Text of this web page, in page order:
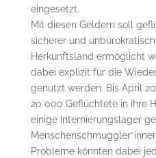
eingesetzt.
Mit diesen Geldern soll
sicherer und
Herkunftsland ermöglicht
dabei explizit für die
genutzt werden. Bis April
20 000 Geflüchtete in ihre
einige Internierungslager
Probleme könnten dabei